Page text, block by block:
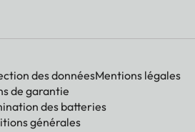
des donnéesMentions légales
de garantie
des batteries
générales